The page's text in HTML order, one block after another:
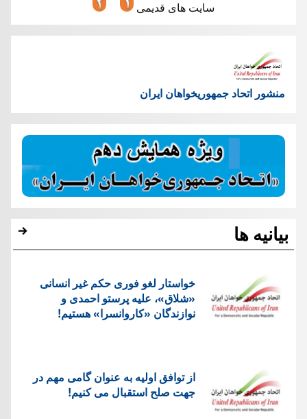
سایت های قدیمی
منشور اتحاد جمهوریخواهان ایران
بیانیه ها
خواستار لغو فوری حکم غیر انسانی
«شلاق»، علیه پرستو احمدی و
نوازندگان «کاروانسرا» هستیم!
از توافق اولیه به عنوان گامی مهم در
جهت صلح استقبال می کنیم!